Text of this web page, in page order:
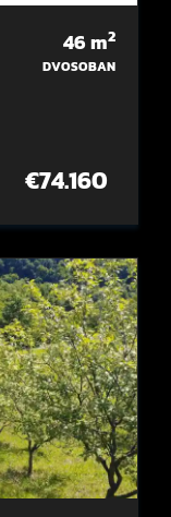
46m2
DVOSOBAN
€74.160